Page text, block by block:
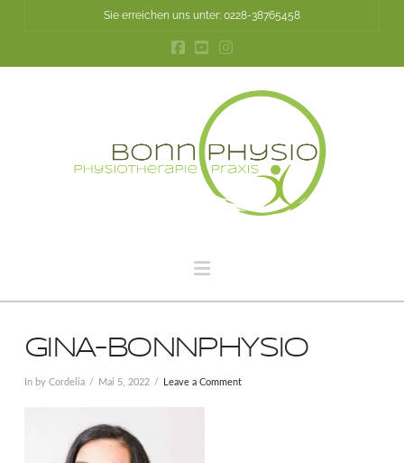
Sie erreichen uns unter: 0228-38765458
Navigation
GINA-BONNPHYSIO
In by Cordelia Mai 5, 2022 Leave a Comment